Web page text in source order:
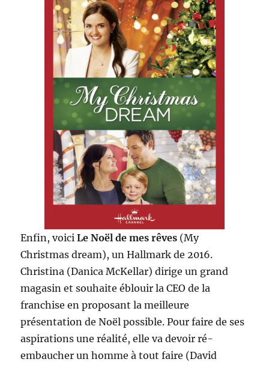
Enfin, voiciLe Noël de mes rêves (My
Christmas dream), un Hallmark de 2016.
Christina (Danica McKellar) dirige un grand
magasin et souhaite éblouir la CEO de la
franchise en proposant la meilleure
présentation de Noël possible. Pour faire de ses
aspirations une réalité, elle va devoir ré-
embaucher un homme à tout faire (David